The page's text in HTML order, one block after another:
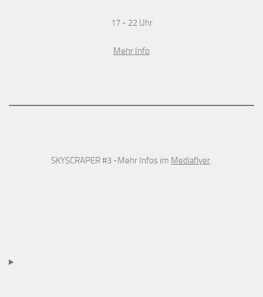
17 - 22 Uhr
Mehr Info
SKYSCRAPER #3 -Mehr Infos im Mediaflyer